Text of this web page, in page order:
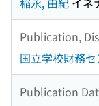
Publication,
国立学校財務
Publication